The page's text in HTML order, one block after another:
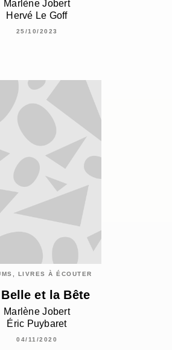
Marlène Jobert
Hervé Le Goff
25/10/2023
LIVRES À ÉCOUTER
et la Bête
Marlène Jobert
Éric Puybaret
04/11/2020